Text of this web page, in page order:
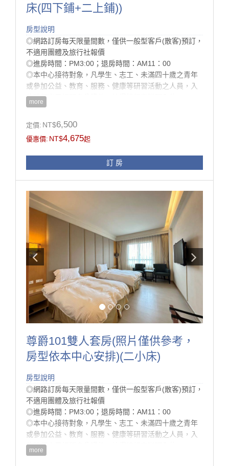
床(四下鋪+二上鋪))
房型說明
◎網路訂房每天限量間數，僅供一般型客戶(散客)預訂，
不適用團體及旅行社報價
◎進房時間：PM3:00；退房時間：AM11：00
◎本中心接待對象，凡學生、志工、未滿四十歲之青年
或參加公益、教育、服務、健康等研習活動之人員，入
住時須出示相關身分證件，始得按規定辦理入住。
◎為配合環保署減塑計畫， 本中心將於113/7/1 起不再
提供一次性備品與瓶裝水， 提醒您，記得攜帶個人旅行
用備品!
32吋液晶螢幕、衛浴乾溼分離、洗髮精、沐浴乳、吹風
※本中心接待對象，凡學生、志工、未滿四十歲之青年
或參加公益、教育、服務、健康等研習活動之人員，皆
可辦理入住。
房型設備
more
定價: NT$6,500
優惠價: NT$4,675起
訂 房
尊爵101雙人套房(照片僅供參考，
房型依本中心安排)(二小床)
房型說明
◎網路訂房每天限量間數，僅供一般型客戶(散客)預訂，
不適用團體及旅行社報價
◎進房時間：PM3:00；退房時間：AM11：00
◎本中心接待對象，凡學生、志工、未滿四十歲之青年
或參加公益、教育、服務、健康等研習活動之人員，入
住時須出示相關身分證件，始得按規定辦理入住。
◎為配合環保署減塑計畫， 本中心將於113/7/1 起不再
more